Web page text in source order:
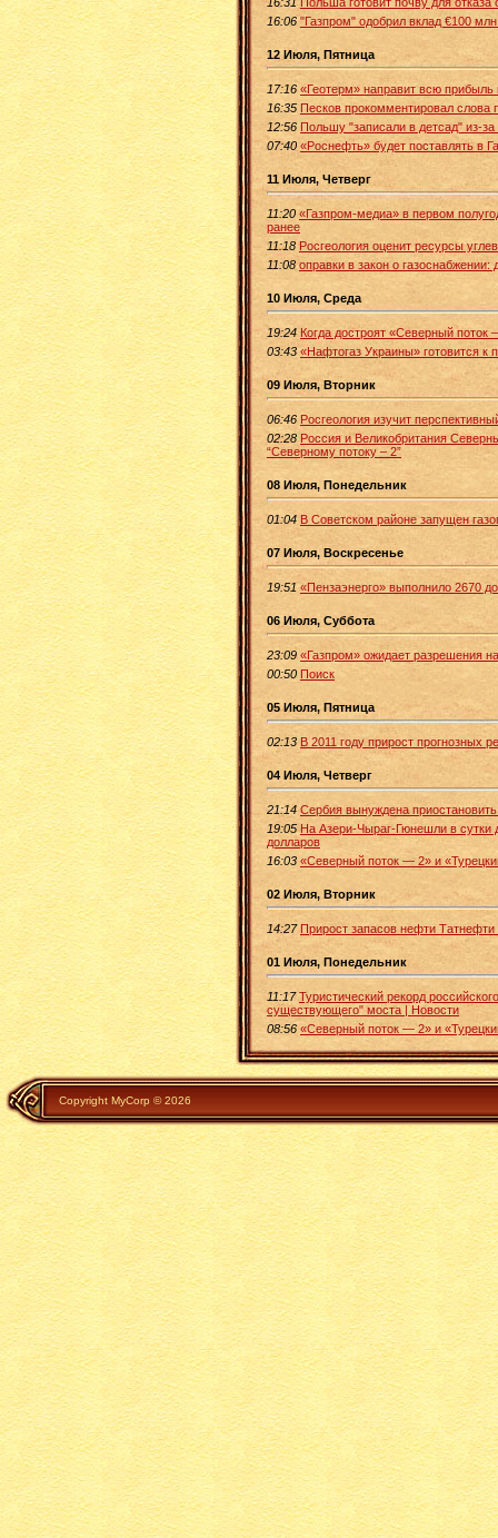
16:06 "Газпром" одобрил вклад €100
12 Июля, Пятница
17:16 «Геотерм» направит всю
16:35 Песков прокомментировал
12:56 Польшу "записали в детсад" из-
07:40 «Роснефть» будет поставлять в
11 Июля, Четверг
11:20 «Газпром-медиа» в первом
ранее
11:18 Росгеология оценит ресурсы
11:08 оправки в закон о газоснабжении:
10 Июля, Среда
19:24 Когда достроят «Северный поток
03:43 «Нафтогаз Украины» готовится к
09 Июля, Вторник
06:46 Росгеология изучит
02:28 Россия и Великобритания
“Северному потоку – 2”
08 Июля, Понедельник
01:04 В Советском районе запущен
07 Июля, Воскресенье
19:51 «Пензаэнерго» выполнило 2670
06 Июля, Суббота
23:09 «Газпром» ожидает разрешения
00:50 Поиск
05 Июля, Пятница
02:13 В 2011 году прирост прогнозных
04 Июля, Четверг
21:14 Сербия вынуждена
19:05 На Азери-Чыраг-Гюнешли в сутки
долларов
16:03 «Северный поток — 2» и
02 Июля, Вторник
14:27 Прирост запасов нефти
01 Июля, Понедельник
11:17 Туристический рекорд
существующего" моста | Новости
08:56 «Северный поток — 2» и
Copyright MyCorp © 2026